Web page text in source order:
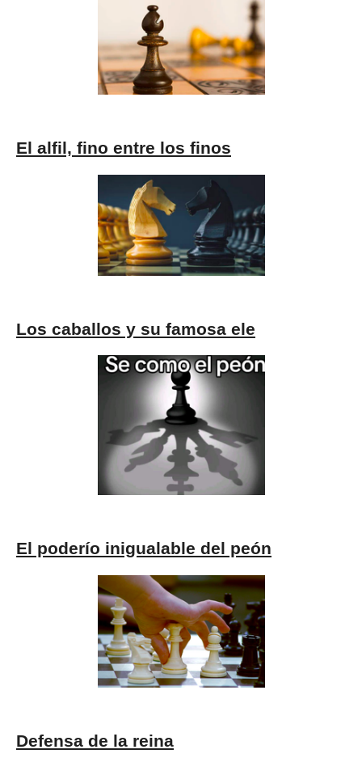
El alfil, fino entre los finos
Los caballos y su famosa ele
El poderío inigualable del peón
Defensa de la reina